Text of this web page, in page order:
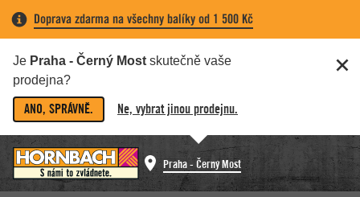
Doprava zdarma na všechny balíky od 1 500 Kč
Je Praha - Černý Most skutečně vaše
prodejna?
ANO, SPRÁVNĚ. Ne, vybrat jinou prodejnu.
Praha - Černý Most